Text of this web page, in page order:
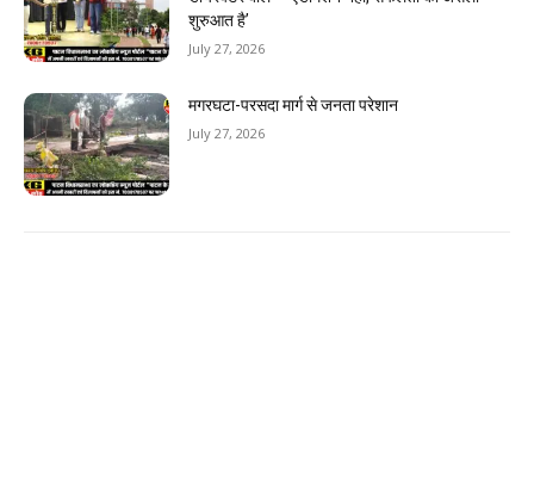
शुरुआत है’
July 27, 2026
मगरघटा-परसदा मार्ग से जनता परेशान
July 27, 2026